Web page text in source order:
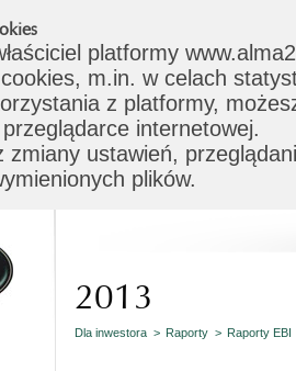
platformy
m.in. w celach
z platformy,
internetowej.
zmiany ustawień,
plików.
2013
Dla inwestora > Raporty > Raporty